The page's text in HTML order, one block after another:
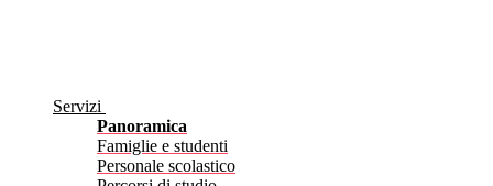
Servizi
Panoramica
Famiglie e studenti
Personale scolastico